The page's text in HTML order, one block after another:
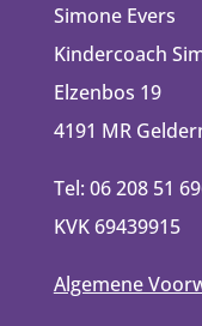
Simone Evers
Kindercoach
Elzenbos 19
4191 MR
Tel: 06 208 51
KVK 69439915
Algemene